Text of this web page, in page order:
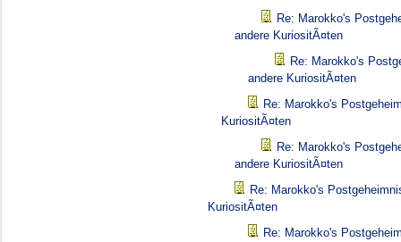
Re: Marokko's
andere KuriositÃ¤ten
Re: Marokko's
andere KuriositÃ¤ten
Re: Marokko's
KuriositÃ¤ten
Re: Marokko's
andere KuriositÃ¤ten
Re: Marokko's
KuriositÃ¤ten
Re: Marokko's